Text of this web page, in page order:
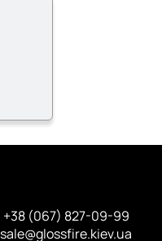
+38 (067) 827-09-99
sale@glossfire.kiev.ua